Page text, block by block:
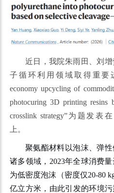
近日，我院朱雨田、刘
子循环利用领域取得重要
economy upcycling of
photocuring 3D printing resins
crosslink strategy”为题发表在
上。
聚氨酯材料以泡沫、弹
诸多领域，2023年全球消费
为低密度泡沫（密度仅20-80
亿立方米，由此引发的环境